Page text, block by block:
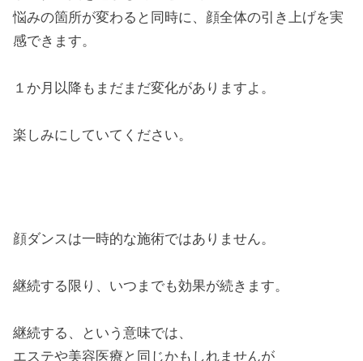
悩みの箇所が変わると同時に、顔全体の引き上げを実
感できます。
１か月以降もまだまだ変化がありますよ。
楽しみにしていてください。
顔ダンスは一時的な施術ではありません。
継続する限り、いつまでも効果が続きます。
継続する、という意味では、
エステや美容医療と同じかもしれませんが